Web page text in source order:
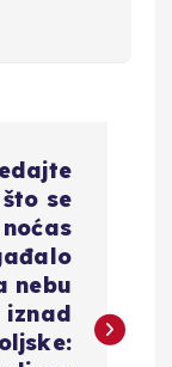
što se
noćas
nebu
iznad